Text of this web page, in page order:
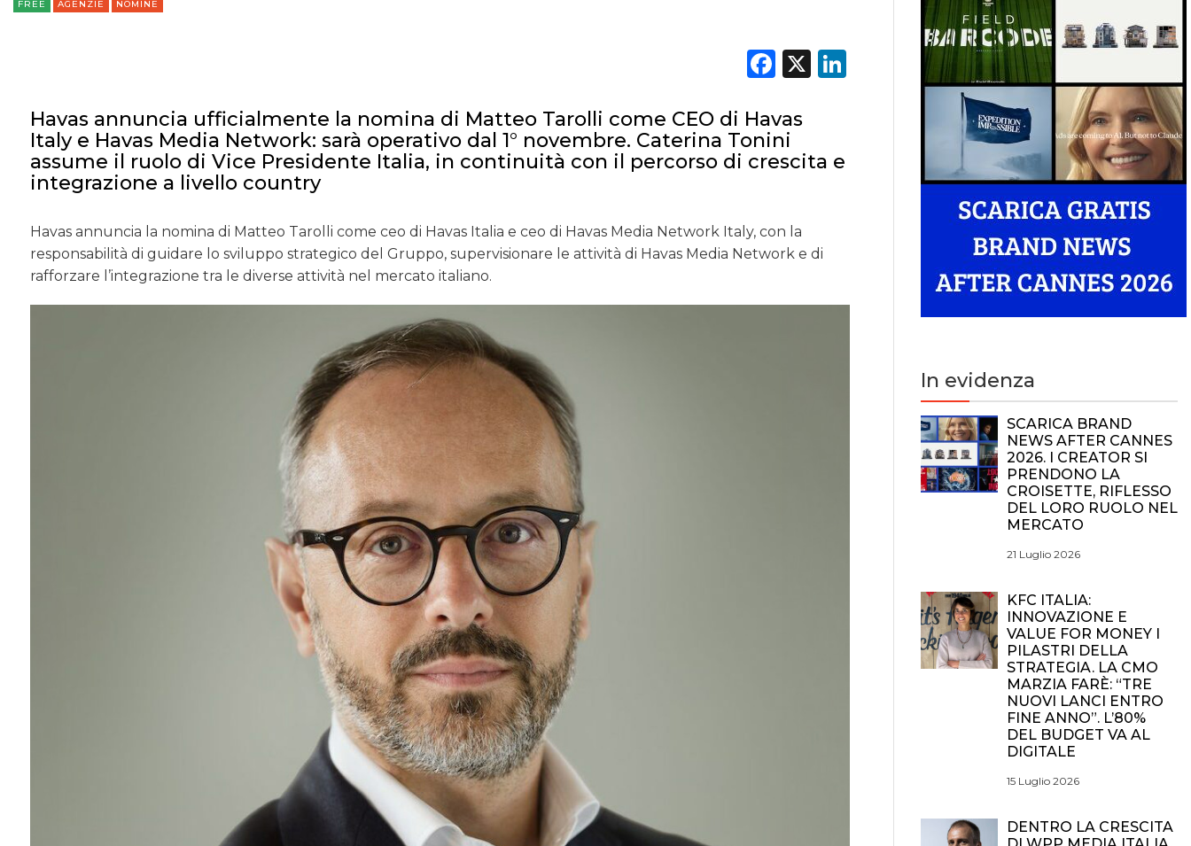
FREE AGENZIE NOMINE
Facebook
X LinkedIn
Havas annuncia ufficialmente la nomina di Matteo Tarolli come CEO di Havas
Italy e Havas Media Network: sarà operativo dal 1° novembre. Caterina Tonini
assume il ruolo di Vice Presidente Italia, in continuità con il percorso di crescita e
integrazione a livello country
Havas annuncia la nomina di Matteo Tarolli come ceo di Havas Italia e ceo di Havas Media Network Italy, con la
responsabilità di guidare lo sviluppo strategico del Gruppo, supervisionare le attività di Havas Media Network e di
rafforzare l’integrazione tra le diverse attività nel mercato italiano.
In evidenza
SCARICA BRAND
NEWS AFTER CANNES
2026. I CREATOR SI
PRENDONO LA
CROISETTE, RIFLESSO
DEL LORO RUOLO NEL
MERCATO
21 Luglio 2026
KFC ITALIA:
INNOVAZIONE E
VALUE FOR MONEY I
PILASTRI DELLA
STRATEGIA. LA CMO
MARZIA FARÈ: “TRE
NUOVI LANCI ENTRO
FINE ANNO”. L’80%
DEL BUDGET VA AL
DIGITALE
15 Luglio 2026
DENTRO LA CRESCITA